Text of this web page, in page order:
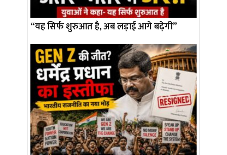
“यह सिर्फ शुरुआत है, अब लड़ाई आगे बढ़ेगी”